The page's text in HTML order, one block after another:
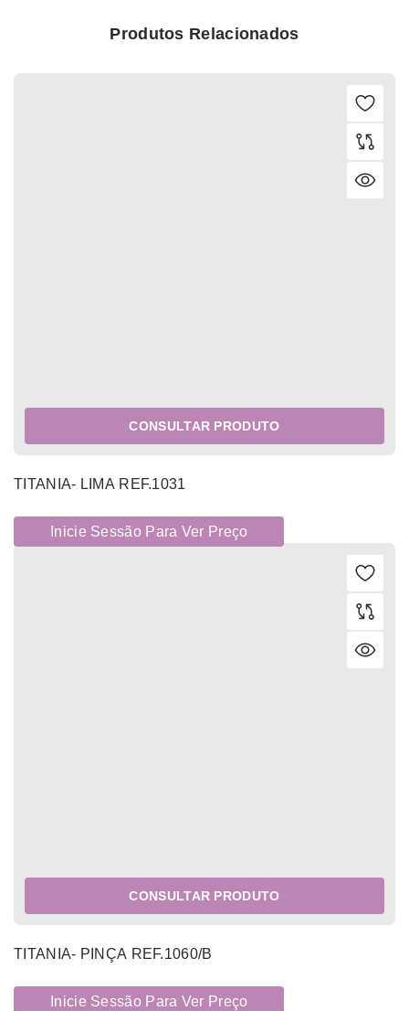
Produtos Relacionados
CONSULTAR PRODUTO
TITANIA- LIMA REF.1031
Inicie Sessão Para Ver Preço
CONSULTAR PRODUTO
TITANIA- PINÇA REF.1060/B
Inicie Sessão Para Ver Preço